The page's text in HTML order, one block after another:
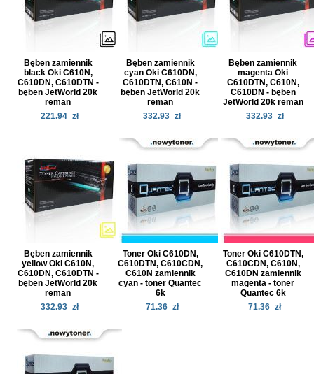
Bęben zamiennik
black Oki C610N,
C610DN, C610DTN -
bęben JetWorld 20k
reman
221.94 zł
Bęben zamiennik
cyan Oki C610DN,
C610DTN, C610N -
bęben JetWorld 20k
reman
332.93 zł
Bęben zamiennik
magenta Oki
C610DTN, C610N,
C610DN - bęben
JetWorld 20k reman
332.93 zł
Bęben zamiennik
yellow Oki C610N,
C610DN, C610DTN -
bęben JetWorld 20k
reman
332.93 zł
Toner Oki C610DN,
C610DTN, C610CDN,
C610N zamiennik
cyan - toner Quantec
6k
71.36 zł
Toner Oki C610DTN,
C610CDN, C610N,
C610DN zamiennik
magenta - toner
Quantec 6k
71.36 zł